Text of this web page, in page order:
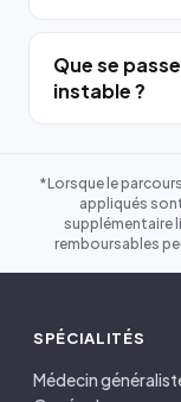
Que se
instable ?
*Lorsque le
appliqués
supplémentaire
remboursables
SPÉCIALITÉS
Médecin